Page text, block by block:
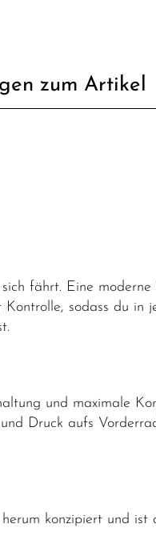
zum Artikel
fährt. Eine
sodass du
und maximale
Druck aufs
konzipiert und ist